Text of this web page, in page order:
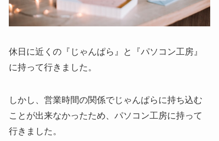
休日に近くの『じゃんぱら』と『パソコン工房』
に持って行きました。
しかし、営業時間の関係でじゃんぱらに持ち込む
ことが出来なかったため、パソコン工房に持って
行きました。